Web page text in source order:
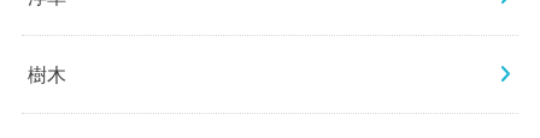
樹木